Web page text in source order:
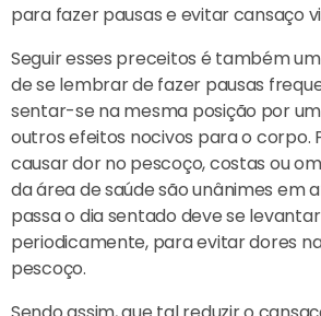
para fazer pausas e evitar cansaço
Seguir esses preceitos é também
de se lembrar de fazer pausas
sentar-se na mesma posição por
outros efeitos nocivos para o corpo.
causar dor no pescoço, costas ou
da área de saúde são unânimes em
passa o dia sentado deve se
periodicamente, para evitar dores
pescoço.